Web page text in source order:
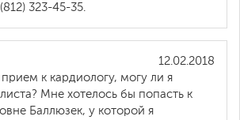
323-45-35.
12.02.2018
к кардиологу, могу ли я
Мне хотелось бы попасть к
Баллюзек, у которой я